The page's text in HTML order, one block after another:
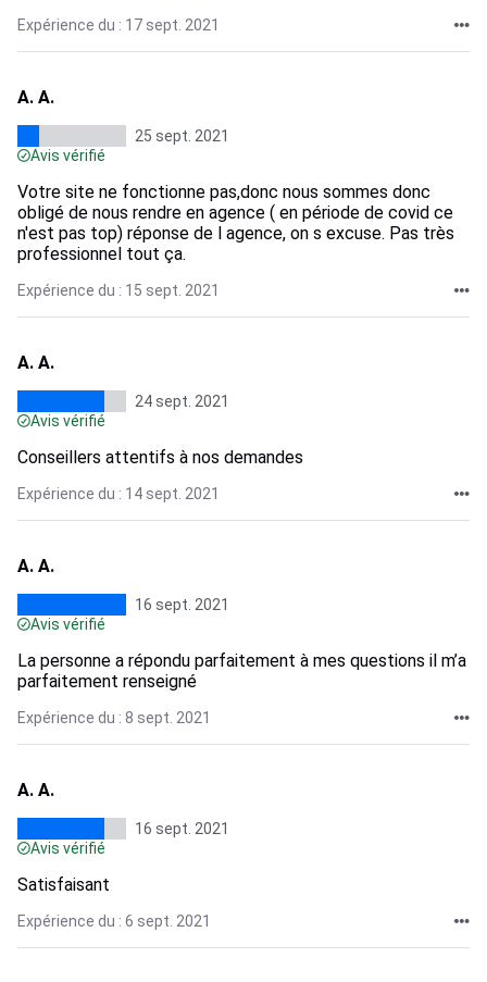
Expérience du : 17 sept. 2021
A. A.
25 sept. 2021
Avis vérifié
Votre site ne fonctionne pas,donc nous sommes donc
obligé de nous rendre en agence ( en période de covid ce
n'est pas top) réponse de l agence, on s excuse. Pas très
professionnel tout ça.
Expérience du : 15 sept. 2021
A. A.
24 sept. 2021
Avis vérifié
Conseillers attentifs à nos demandes
Expérience du : 14 sept. 2021
A. A.
16 sept. 2021
Avis vérifié
La personne a répondu parfaitement à mes questions il m’a
parfaitement renseigné
Expérience du : 8 sept. 2021
A. A.
16 sept. 2021
Avis vérifié
Satisfaisant
Expérience du : 6 sept. 2021